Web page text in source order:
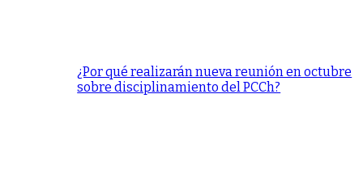
¿Por qué realizarán nueva reunión en octubre
sobre disciplinamiento del PCCh?